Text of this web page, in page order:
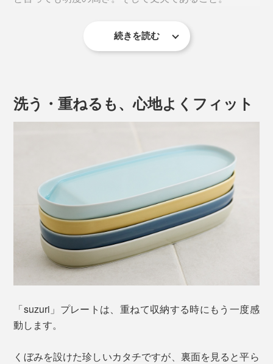
一枚のうつわに、なだらかな高低差をつけたことで、平
お皿が一枚減ることで、食卓も収納棚もすっきり。準
仕切りでセパレートするお皿とはまったく異なる、使い
勝手のよさを追求したカタチです。
この白さによって、透明釉と呼ばれる透け感のある釉薬
のニュアンスが生きるのです。
「suzuri」は、くぼみに液体が溜まっているように見せ
るため、釉薬の溜まりをあえてつくる「溜め掛け」とい
う手法を用いています。
続きを読む
洗う・重ねるも、心地よくフィット
「suzuri」プレートは、重ねて収納する時にもう一度感
動します。
くぼみを設けた珍しいカタチですが、裏面を見ると平ら